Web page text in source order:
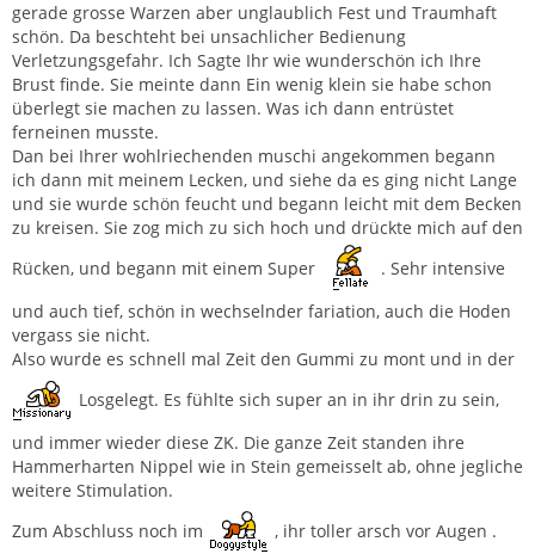
gerade grosse Warzen aber unglaublich Fest und Traumhaft
schön. Da beschteht bei unsachlicher Bedienung
Verletzungsgefahr. Ich Sagte Ihr wie wunderschön ich Ihre
Brust finde. Sie meinte dann Ein wenig klein sie habe schon
überlegt sie machen zu lassen. Was ich dann entrüstet
ferneinen musste.
Dan bei Ihrer wohlriechenden muschi angekommen begann
ich dann mit meinem Lecken, und siehe da es ging nicht Lange
und sie wurde schön feucht und begann leicht mit dem Becken
zu kreisen. Sie zog mich zu sich hoch und drückte mich auf den
Rücken, und begann mit einem Super
. Sehr intensive
und auch tief, schön in wechselnder fariation, auch die Hoden
vergass sie nicht.
Also wurde es schnell mal Zeit den Gummi zu mont und in der
Losgelegt. Es fühlte sich super an in ihr drin zu sein,
und immer wieder diese ZK. Die ganze Zeit standen ihre
Hammerharten Nippel wie in Stein gemeisselt ab, ohne jegliche
weitere Stimulation.
Zum Abschluss noch im
, ihr toller arsch vor Augen .